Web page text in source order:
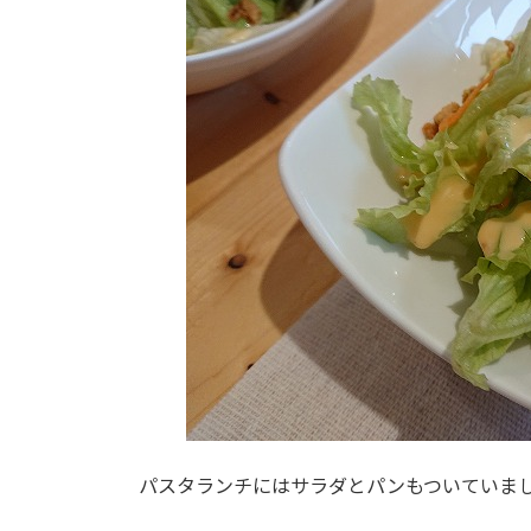
パスタランチにはサラダとパンもついていま